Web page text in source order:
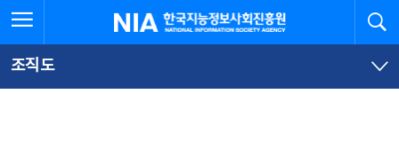
문
로
가
체
뉴
바
가
한국지능정보사회진흥원
조직도